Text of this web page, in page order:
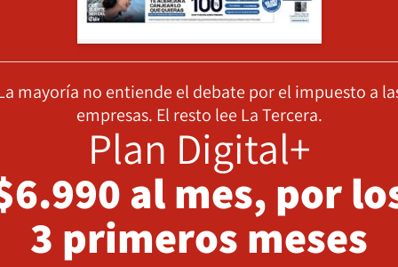
mayoría no entiende el debate por el impuesto a
empresas. El resto lee La Tercera.
Plan Digital+
al mes, por
3 primeros meses